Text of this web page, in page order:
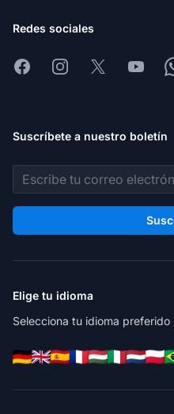
Redes sociales
FacebookInstagram
X Youtube
Suscríbete a nuestro boletín
Dirección de correo
Elige tu idioma
Selecciona tu idioma